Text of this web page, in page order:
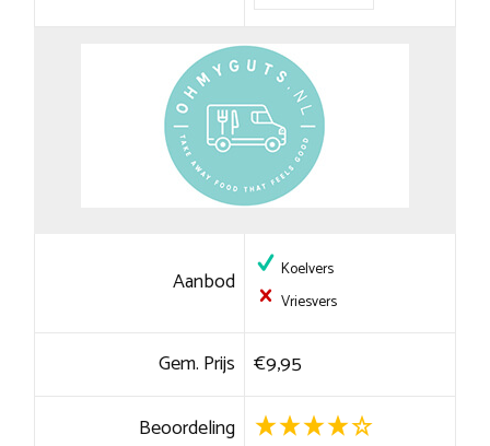
Aanbod
Koelvers
Vriesvers
Gem. Prijs €9,95
Beoordeling